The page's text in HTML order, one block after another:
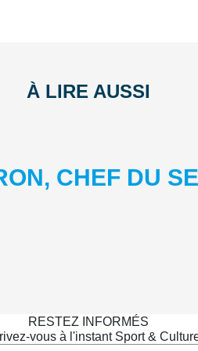
À LIRE AUSSI
CHEF DU
RESTEZ INFORMÉS
vous à l'instant Sport &